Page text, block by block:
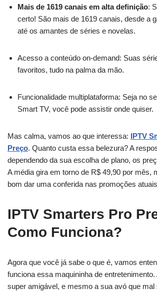
Mais de 1619 canais em alta definição:
certo! São mais de 1619 canais, desde a
até os amantes de séries e novelas.
Acesso a conteúdo on-demand: Suas
favoritos, tudo na palma da mão.
Funcionalidade multiplataforma: Seja no
Smart TV, você pode assistir onde quiser.
Mas calma, vamos ao que interessa: IPTV
Preço. Quanto custa essa belezura? A
dependendo da sua escolha de plano, os
A média gira em torno de R$ 49,90 por mês,
bom dar uma conferida nas promoções
IPTV Smarters Pro
Como Funciona?
Agora que você já sabe o que é, vamos
funciona essa maquininha de entretenimento.
super amigável, e mesmo a sua avó que mal